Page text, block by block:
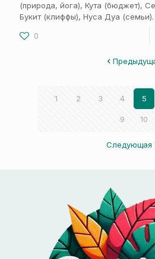
(природа, йога), Кута (бюджет),
Букит (клиффы), Нуса Дуа
0
1 2 3 4 5
9 10
Следующая